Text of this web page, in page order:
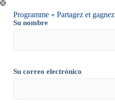
Programme « Partagez et gagnez
Su nombre
Su correo electrónico